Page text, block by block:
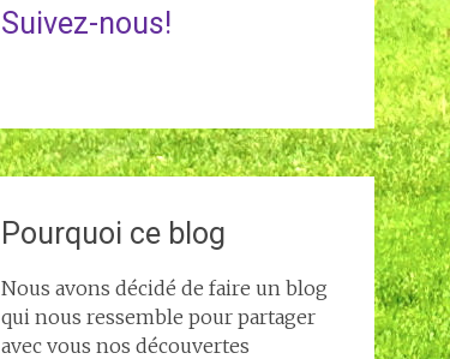
Suivez-nous!
Pourquoi ce blog
Nous avons décidé de faire un blog
qui nous ressemble pour partager
avec vous nos découvertes